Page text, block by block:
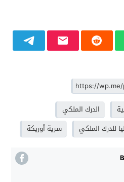
الدرك الملكي
للدرك الملكي سرية أوريكة